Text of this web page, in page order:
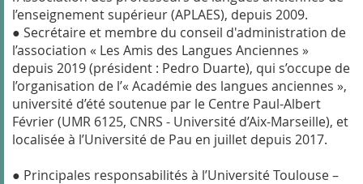
l’enseignement supérieur (APLAES), depuis 2009.
● Secrétaire et membre du conseil d'administration de
l’association « Les Amis des Langues Anciennes »
depuis 2019 (président : Pedro Duarte), qui s’occupe de
l’organisation de l’« Académie des langues anciennes »,
université d’été soutenue par le Centre Paul-Albert
Février (UMR 6125, CNRS - Université d’Aix-Marseille), et
localisée à l’Université de Pau en juillet depuis 2017.
● Principales responsabilités à l’Université Toulouse –